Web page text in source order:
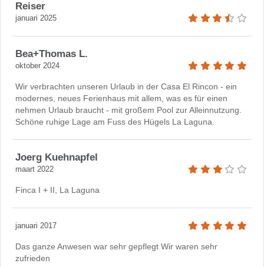
Reiser
januari 2025
Bea+Thomas L.
oktober 2024
Wir verbrachten unseren Urlaub in der Casa El Rincon - ein
modernes, neues Ferienhaus mit allem, was es für einen
nehmen Urlaub braucht - mit großem Pool zur Alleinnutzung.
Schöne ruhige Lage am Fuss des Hügels La Laguna.
Joerg Kuehnapfel
maart 2022
Finca I + II, La Laguna
januari 2017
Das ganze Anwesen war sehr gepflegt Wir waren sehr
zufrieden